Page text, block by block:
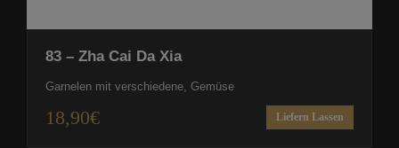
83 – Zha Cai Da Xia
Garnelen mit verschiedene, Gemüse
18,90€ Liefern Lassen